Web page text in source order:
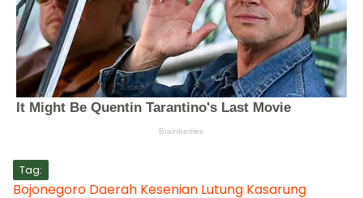
Tag:
Bojonegoro Daerah Kesenian Lutung Kasarung